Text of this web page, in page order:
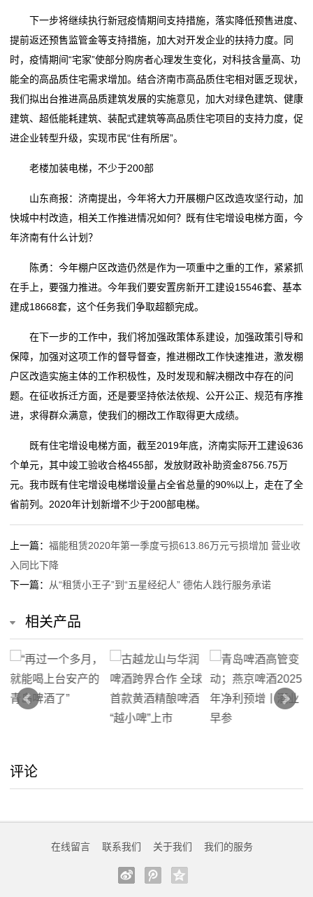
下一步将继续执行新冠疫情期间支持措施，落实降低预售进度、
提前返还预售监管金等支持措施，加大对开发企业的扶持力度。同
时，疫情期间“宅家”使部分购房者心理发生变化，对科技含量高、功
能全的高品质住宅需求增加。结合济南市高品质住宅相对匮乏现状，
我们拟出台推进高品质建筑发展的实施意见，加大对绿色建筑、健康
建筑、超低能耗建筑、装配式建筑等高品质住宅项目的支持力度，促
进企业转型升级，实现市民“住有所居”。
老楼加装电梯，不少于200部
山东商报：济南提出，今年将大力开展棚户区改造攻坚行动，加
快城中村改造，相关工作推进情况如何？既有住宅增设电梯方面，今
年济南有什么计划？
陈勇：今年棚户区改造仍然是作为一项重中之重的工作，紧紧抓
在手上，要强力推进。今年我们要安置房新开工建设15546套、基本
建成18668套，这个任务我们争取超额完成。
在下一步的工作中，我们将加强政策体系建设，加强政策引导和
保障，加强对这项工作的督导督查，推进棚改工作快速推进，激发棚
户区改造实施主体的工作积极性，及时发现和解决棚改中存在的问
题。在征收拆迁方面，还是要坚持依法依规、公开公正、规范有序推
进，求得群众满意，使我们的棚改工作取得更大成绩。
既有住宅增设电梯方面，截至2019年底，济南实际开工建设636
个单元，其中竣工验收合格455部，发放财政补助资金8756.75万
元。我市既有住宅增设电梯增设量占全省总量的90%以上，走在了全
省前列。2020年计划新增不少于200部电梯。
上一篇： 福能租赁2020年第一季度亏损613.86万元亏损增加 营业收
入同比下降
下一篇：
从“租赁小王子”到“五星经纪人” 德佑人践行服务承诺
相关产品
评论
在线留言 联系我们 关于我们 我们的服务